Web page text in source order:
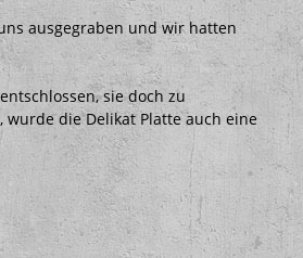
ausgegraben und wir hatten
sie doch zu
die Delikat Platte auch eine